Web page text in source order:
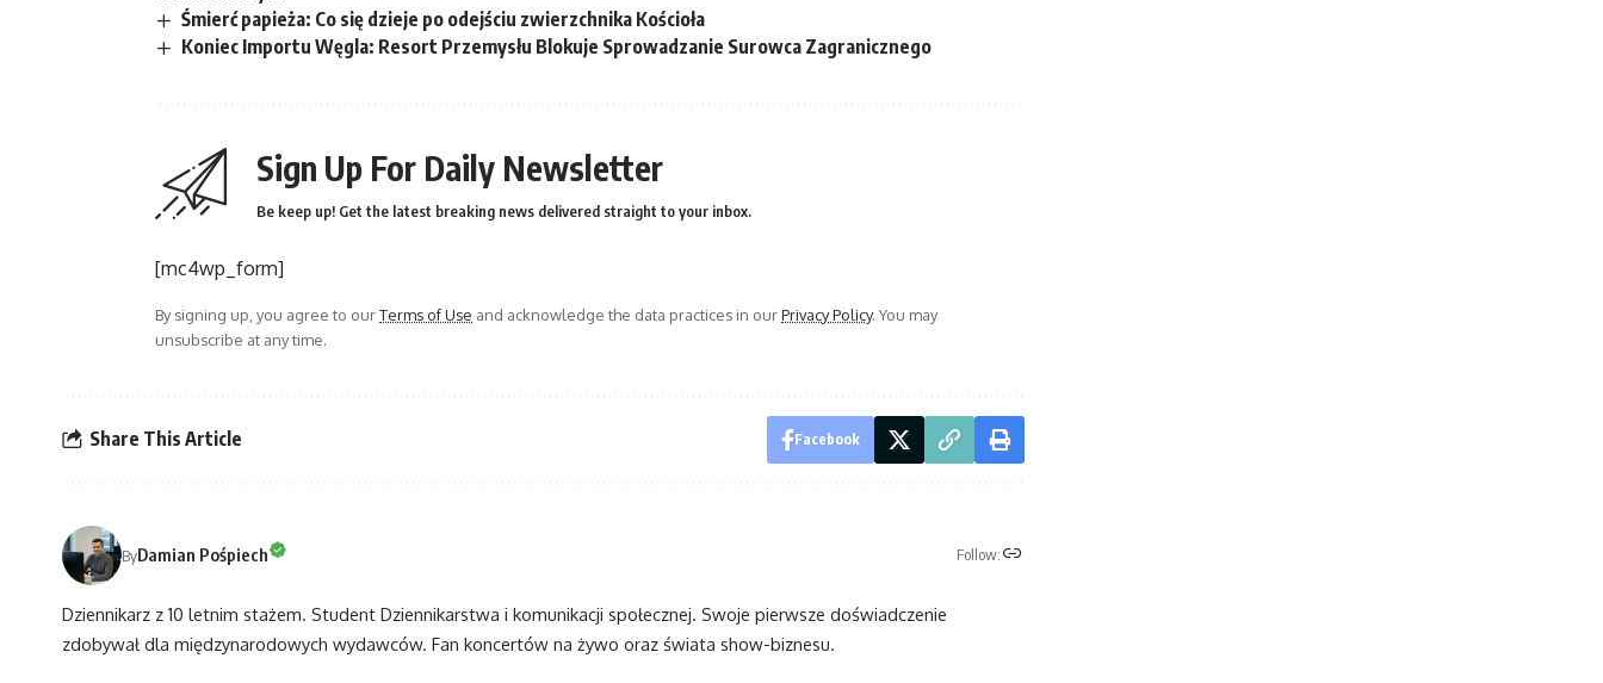
Śmierć papieża: Co się dzieje po odejściu zwierzchnika Kościoła
Koniec Importu Węgla: Resort Przemysłu Blokuje Sprowadzanie Surowca Zagranicznego
Sign Up For Daily Newsletter
Be keep up! Get the latest breaking news delivered straight to your inbox.
[mc4wp_form]
By signing up, you agree to ourTerms of Use and acknowledge the data practices in ourPrivacy Policy. You may
unsubscribe at any time.
Share This Article Facebook
ByDamian Pośpiech Follow:
Dziennikarz z 10 letnim stażem. Student Dziennikarstwa i komunikacji społecznej. Swoje pierwsze doświadczenie
zdobywał dla międzynarodowych wydawców. Fan koncertów na żywo oraz świata show-biznesu.